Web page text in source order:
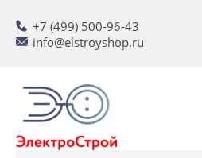
+7 (499) 500-96-43
info@elstroyshop.ru